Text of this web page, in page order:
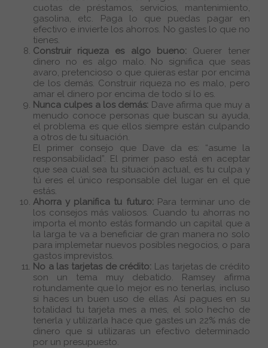
cuotas de préstamos, servicios, mantenimiento,
gasolina, etc. Paga lo que puedas pagar en
efectivo e invierte los ahorros. No gastes lo que no
tienes.
Construir riqueza es algo bueno:Querer tener
dinero no es algo malo. No significa que seas
avaro, pretencioso o que quieras estar por encima
de los demás. Construir riqueza no es malo, pero
amar el dinero por encima de todo sí lo es.
Nunca culpes a los demás: Dave afirma que muy a
menudo conoce personas que buscan su ayuda,
el problema es que ellos siempre están culpando
a otros de tu situación.
El primer consejo que Dave da es: “asume la
responsabilidad”. El primer paso está en aceptar
que sea cual sea tu situación actual, es tu culpa y
tú eres el único responsable del lugar en el que
estás.
Ahorra y planifica tu futuro:Para terminar uno de
los consejos más valiosos. Cuando tu ahorras no
importa el monto estás formando un capital que a
la larga te va a beneficiar de gran manera no solo
para implemetar nuevos posibles negocios, o para
gastos imprevistos.
No a las tarjetas de crédito: Las tarjetas de crédito
son un tema muy debatido. Ramsey afirma
rotundamente que lo mejor es no tenerlas, incluso
si haces un buen uso de ellas. Así pagues en su
totalidad tu tarjeta mes a mes, el solo hecho de
tenerla y utilizarla hace que gastes un 22% más de
dinero que si utilizaras un efectivo determinado
por un presupuesto.